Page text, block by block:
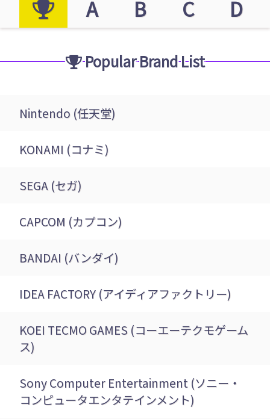
A B C D
Popular Brand List
Nintendo (任天堂)
KONAMI (コナミ)
SEGA (セガ)
CAPCOM (カプコン)
BANDAI (バンダイ)
IDEA FACTORY (アイディアファクトリー)
KOEI TECMO GAMES (コーエーテクモゲーム
ス)
Sony Computer Entertainment (ソニー・
コンピュータエンタテインメント)